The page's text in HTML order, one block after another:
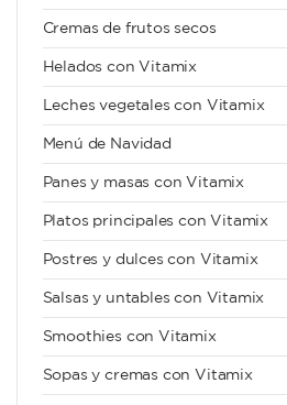
Cremas de frutos secos
Helados con Vitamix
Leches vegetales con Vitamix
Menú de Navidad
Panes y masas con Vitamix
Platos principales con Vitamix
Postres y dulces con Vitamix
Salsas y untables con Vitamix
Smoothies con Vitamix
Sopas y cremas con Vitamix